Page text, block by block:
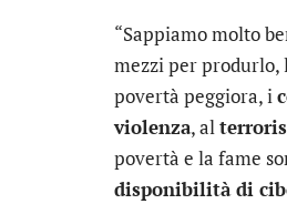
“Sappiamo molto
mezzi per produrlo,
povertà peggiora, i
violenza, al
povertà e la fame
disponibilità di